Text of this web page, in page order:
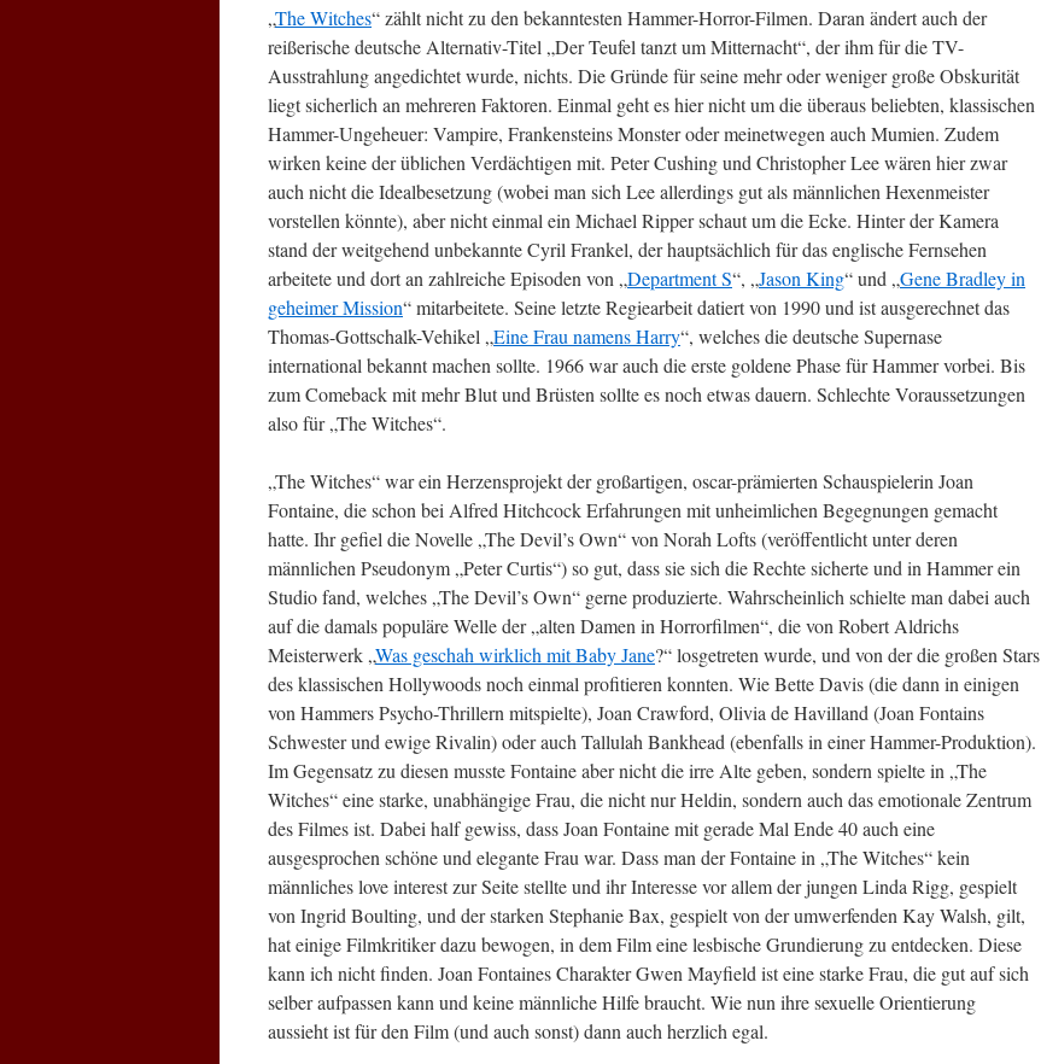
„The Witches“ zählt nicht zu den bekanntesten Hammer-Horror-Filmen. Daran ändert auch der
reißerische deutsche Alternativ-Titel „Der Teufel tanzt um Mitternacht“, der ihm für die TV-
Ausstrahlung angedichtet wurde, nichts. Die Gründe für seine mehr oder weniger große Obskurität
liegt sicherlich an mehreren Faktoren. Einmal geht es hier nicht um die überaus beliebten, klassischen
Hammer-Ungeheuer: Vampire, Frankensteins Monster oder meinetwegen auch Mumien. Zudem
wirken keine der üblichen Verdächtigen mit. Peter Cushing und Christopher Lee wären hier zwar
auch nicht die Idealbesetzung (wobei man sich Lee allerdings gut als männlichen Hexenmeister
vorstellen könnte), aber nicht einmal ein Michael Ripper schaut um die Ecke. Hinter der Kamera
stand der weitgehend unbekannte Cyril Frankel, der hauptsächlich für das englische Fernsehen
arbeitete und dort an zahlreiche Episoden von „Department S“, „Jason King“ und „Gene Bradley in
geheimer Mission“ mitarbeitete. Seine letzte Regiearbeit datiert von 1990 und ist ausgerechnet das
Thomas-Gottschalk-Vehikel „Eine Frau namens Harry“, welches die deutsche Supernase
international bekannt machen sollte. 1966 war auch die erste goldene Phase für Hammer vorbei. Bis
zum Comeback mit mehr Blut und Brüsten sollte es noch etwas dauern. Schlechte Voraussetzungen
also für „The Witches“.
„The Witches“ war ein Herzensprojekt der großartigen, oscar-prämierten Schauspielerin Joan
Fontaine, die schon bei Alfred Hitchcock Erfahrungen mit unheimlichen Begegnungen gemacht
hatte. Ihr gefiel die Novelle „The Devil’s Own“ von Norah Lofts (veröffentlicht unter deren
männlichen Pseudonym „Peter Curtis“) so gut, dass sie sich die Rechte sicherte und in Hammer ein
Studio fand, welches „The Devil’s Own“ gerne produzierte. Wahrscheinlich schielte man dabei auch
auf die damals populäre Welle der „alten Damen in Horrorfilmen“, die von Robert Aldrichs
Meisterwerk „Was geschah wirklich mit Baby Jane?“ losgetreten wurde, und von der die großen Stars
des klassischen Hollywoods noch einmal profitieren konnten. Wie Bette Davis (die dann in einigen
von Hammers Psycho-Thrillern mitspielte), Joan Crawford, Olivia de Havilland (Joan Fontains
Schwester und ewige Rivalin) oder auch Tallulah Bankhead (ebenfalls in einer Hammer-Produktion).
Im Gegensatz zu diesen musste Fontaine aber nicht die irre Alte geben, sondern spielte in „The
Witches“ eine starke, unabhängige Frau, die nicht nur Heldin, sondern auch das emotionale Zentrum
des Filmes ist. Dabei half gewiss, dass Joan Fontaine mit gerade Mal Ende 40 auch eine
ausgesprochen schöne und elegante Frau war. Dass man der Fontaine in „The Witches“ kein
männliches love interest zur Seite stellte und ihr Interesse vor allem der jungen Linda Rigg, gespielt
von Ingrid Boulting, und der starken Stephanie Bax, gespielt von der umwerfenden Kay Walsh, gilt,
hat einige Filmkritiker dazu bewogen, in dem Film eine lesbische Grundierung zu entdecken. Diese
kann ich nicht finden. Joan Fontaines Charakter Gwen Mayfield ist eine starke Frau, die gut auf sich
selber aufpassen kann und keine männliche Hilfe braucht. Wie nun ihre sexuelle Orientierung
aussieht ist für den Film (und auch sonst) dann auch herzlich egal.